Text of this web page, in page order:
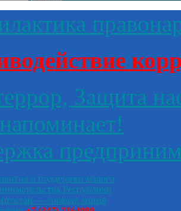
Защита
и поддержки малого
Республики
— горячая линия